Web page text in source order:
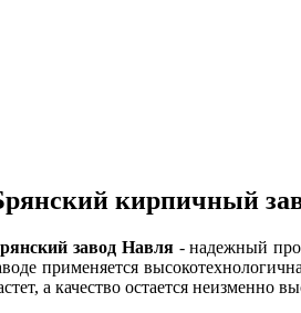
кирпичный
завод Навля- надежный
применяется
а качество остается